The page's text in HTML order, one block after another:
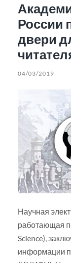
России
двери
04/03/2019
Научная
работающая
Science),
информации